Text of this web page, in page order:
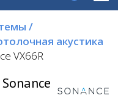
/
акустика
VX66R